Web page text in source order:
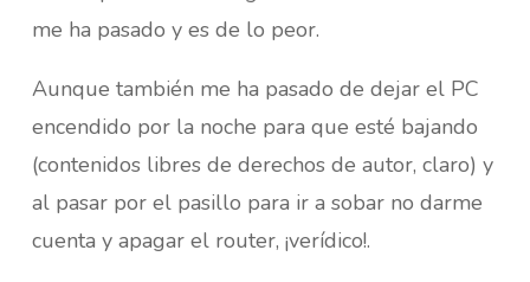
me ha pasado y es de lo peor.
Aunque también me ha pasado de dejar el PC
encendido por la noche para que esté bajando
(contenidos libres de derechos de autor, claro) y
al pasar por el pasillo para ir a sobar no darme
cuenta y apagar el router, ¡verídico!.